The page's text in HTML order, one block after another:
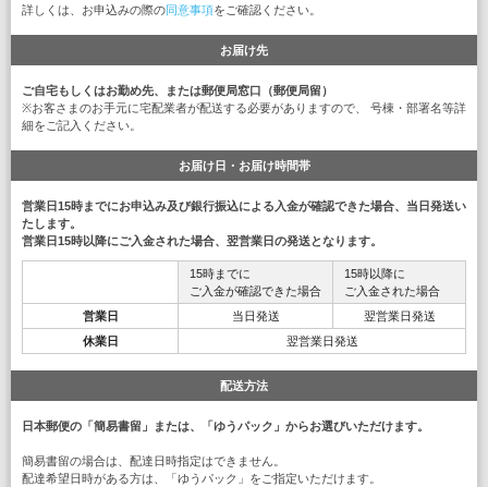
詳しくは、お申込みの際の同意事項をご確認ください。
お届け先
ご自宅もしくはお勤め先、または郵便局窓口（郵便局留）
※お客さまのお手元に宅配業者が配送する必要がありますので、 号棟・部署名等詳
細をご記入ください。
お届け日・お届け時間帯
営業日15時までにお申込み及び銀行振込による入金が確認できた場合、当日発送い
たします。
営業日15時以降にご入金された場合、翌営業日の発送となります。
15時までに
ご入金が確認できた場合
15時以降に
ご入金された場合
営業日
当日発送
翌営業日発送
休業日
翌営業日発送
配送方法
日本郵便の「簡易書留」または、「ゆうパック」からお選びいただけます。
簡易書留の場合は、配達日時指定はできません。
配達希望日時がある方は、「ゆうパック」をご指定いただけます。